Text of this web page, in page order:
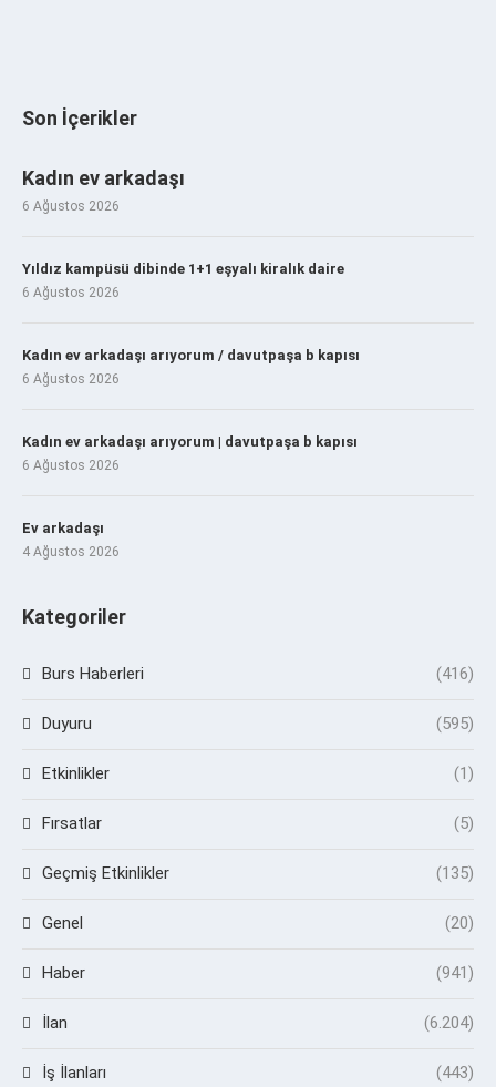
Son İçerikler
Kadın ev arkadaşı
6 Ağustos 2026
Yıldız kampüsü dibinde 1+1 eşyalı kiralık daire
6 Ağustos 2026
Kadın ev arkadaşı arıyorum / davutpaşa b kapısı
6 Ağustos 2026
Kadın ev arkadaşı arıyorum | davutpaşa b kapısı
6 Ağustos 2026
Ev arkadaşı
4 Ağustos 2026
Kategoriler
Burs Haberleri (416)
Duyuru (595)
Etkinlikler (1)
Fırsatlar (5)
Geçmiş Etkinlikler (135)
Genel (20)
Haber (941)
İlan (6.204)
İş İlanları (443)